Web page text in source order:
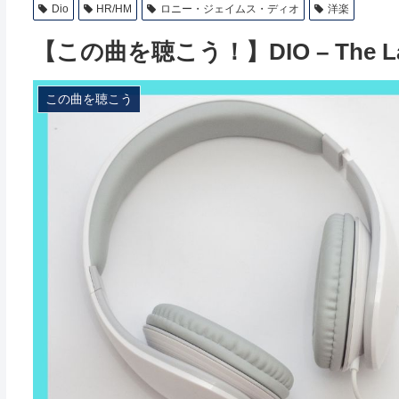
Dio HR/HM ロニー・ジェイムス・ディオ 洋楽
【この曲を聴こう！】DIO – The
この曲を聴こう